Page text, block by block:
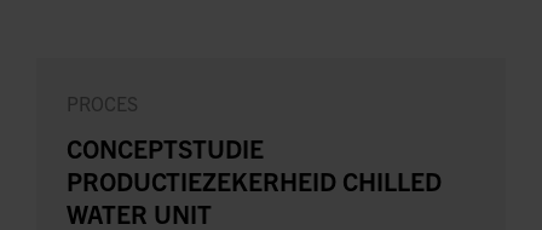
PROCES
CONCEPTSTUDIE
PRODUCTIEZEKERHEID CHILLED
WATER UNIT